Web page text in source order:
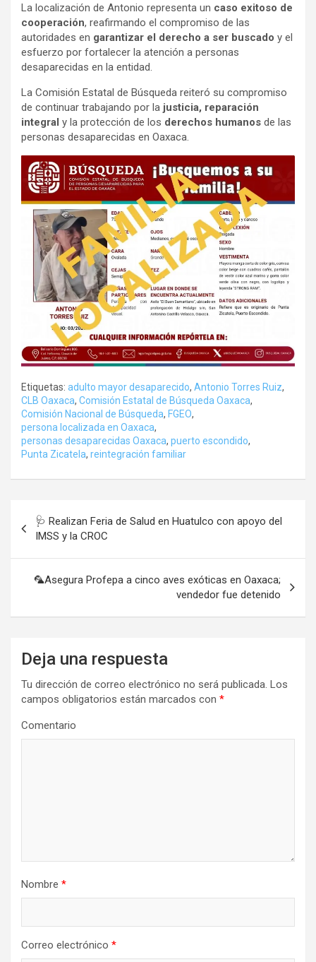
La localización de Antonio representa un caso exitoso de
cooperación, reafirmando el compromiso de las
autoridades en garantizar el derecho a ser buscado y el
esfuerzo por fortalecer la atención a personas
desaparecidas en la entidad.
La Comisión Estatal de Búsqueda reiteró su compromiso
de continuar trabajando por la justicia, reparación
integral y la protección de los derechos humanos de las
personas desaparecidas en Oaxaca.
Etiquetas: adulto mayor desaparecido, Antonio Torres Ruiz,
CLB Oaxaca, Comisión Estatal de Búsqueda Oaxaca,
Comisión Nacional de Búsqueda, FGEO,
persona localizada en Oaxaca,
personas desaparecidas Oaxaca, puerto escondido,
Punta Zicatela, reintegración familiar
Navegación
de
entradas
🩺 Realizan Feria de Salud en Huatulco con apoyo del
IMSS y la CROC
🦜Asegura Profepa a cinco aves exóticas en Oaxaca;
vendedor fue detenido
Deja una respuesta
Tu dirección de correo electrónico no será publicada. Los
campos obligatorios están marcados con *
Comentario
Nombre *
Correo electrónico *